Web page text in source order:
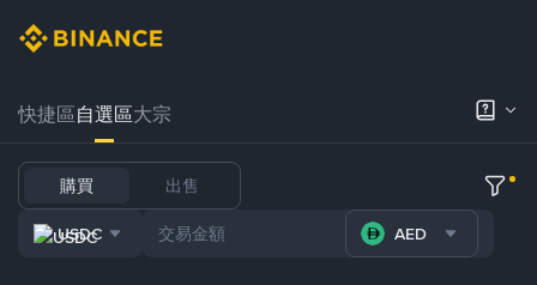
快捷區自選區大宗
購買 出售
USDC AED